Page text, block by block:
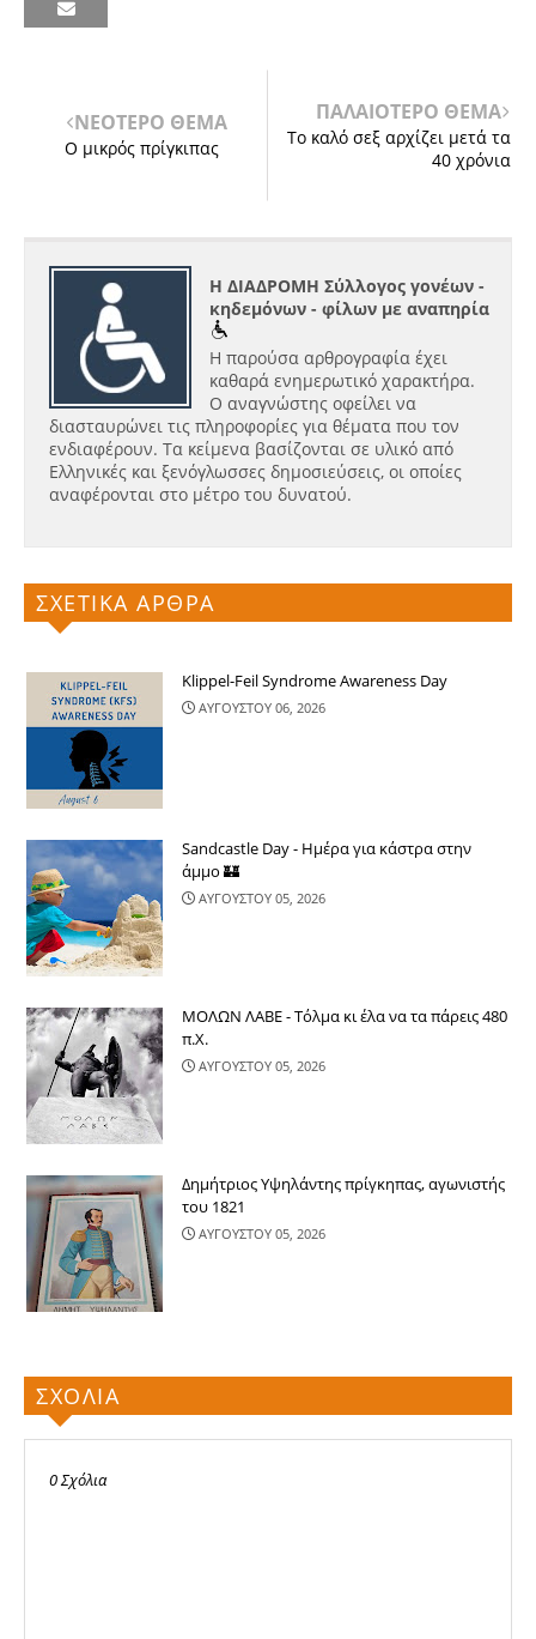
ΝΕΟΤΕΡΟ ΘΕΜΑ
Ο μικρός πρίγκιπας
ΠΑΛΑΙΟΤΕΡΟ ΘΕΜΑ
Το καλό σεξ αρχίζει μετά τα
40 χρόνια
Η ΔΙΑΔΡΟΜΗ Σύλλογος γονέων -
κηδεμόνων - φίλων με αναπηρία
Η παρούσα αρθρογραφία έχει
καθαρά ενημερωτικό χαρακτήρα.
Ο αναγνώστης οφείλει να
διασταυρώνει τις πληροφορίες για θέματα που τον
ενδιαφέρουν. Τα κείμενα βασίζονται σε υλικό από
Ελληνικές και ξενόγλωσσες δημοσιεύσεις, οι οποίες
αναφέρονται στο μέτρο του δυνατού.
ΣΧΕΤΙΚΑ ΑΡΘΡΑ
Klippel-Feil Syndrome Awareness Day
ΑΥΓΟΥΣΤΟΥ 06, 2026
Sandcastle Day - Ημέρα για κάστρα στην
άμμο 🏰
ΑΥΓΟΥΣΤΟΥ 05, 2026
ΜΟΛΩΝ ΛΑΒΕ - Τόλμα κι έλα να τα πάρεις 480
π.Χ.
ΑΥΓΟΥΣΤΟΥ 05, 2026
Δημήτριος Υψηλάντης πρίγκηπας, αγωνιστής
του 1821
ΑΥΓΟΥΣΤΟΥ 05, 2026
ΣΧΟΛΙΑ
0 Σχόλια